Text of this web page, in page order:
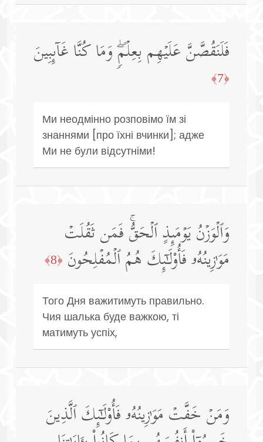
فَلَنَقُصَّنَّ عَلَیۡهِم بِعِلۡمࣲۖ وَمَا كُنَّا غَاۤىِٕبِینَ
﴿7﴾
Ми неодмінно розповімо їм зі
знаннями [про їхні вчинки]; адже
Ми не були відсутніми!
وَٱلۡوَزۡنُ یَوۡمَىِٕذٍ ٱلۡحَقُّۚ فَمَن ثَقُلَتۡ
مَوَ ٰ⁠زِینُهُۥ فَأُو۟لَـٰۤىِٕكَ هُمُ ٱلۡمُفۡلِحُونَ ﴿8﴾
Того Дня важитимуть правильно.
Чия шалька буде важкою, ті
матимуть успіх,
وَمَنۡ خَفَّتۡ مَوَ ٰ⁠زِینُهُۥ فَأُو۟لَـٰۤىِٕكَ ٱلَّذِینَ